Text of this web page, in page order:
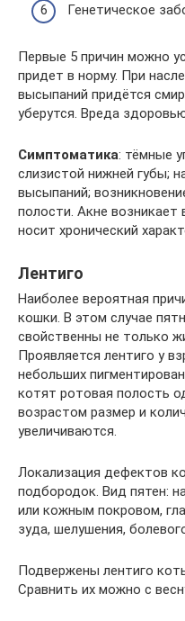
Генетическое
Первые 5 причин можно
придет в норму. При
высыпаний придётся
уберутся. Вреда
Симптоматика: тёмные
слизистой нижней губы;
высыпаний;
полости. Акне
носит хронический
Лентиго
Наиболее вероятная
кошки. В этом случае
свойственны не только
Проявляется лентиго у
небольших
котят ротовая полость
возрастом размер и
увеличиваются.
Локализация дефектов
подбородок. Вид пятен:
или кожным покровом,
зуда, шелушения,
Подвержены лентиго
Сравнить их можно с